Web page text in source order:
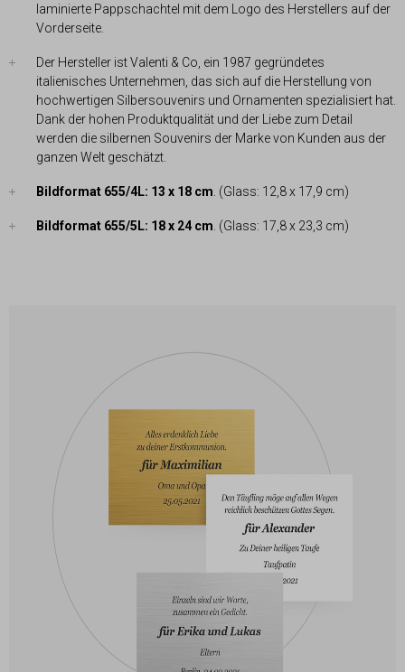
laminierte Pappschachtel mit dem Logo des Herstellers auf der
Vorderseite.
Der Hersteller ist Valenti & Co, ein 1987 gegründetes
italienisches Unternehmen, das sich auf die Herstellung von
hochwertigen Silbersouvenirs und Ornamenten spezialisiert hat.
Dank der hohen Produktqualität und der Liebe zum Detail
werden die silbernen Souvenirs der Marke von Kunden aus der
ganzen Welt geschätzt.
Bildformat 655/4L: 13 x 18 cm . (Glass: 12,8 x 17,9 cm)
Bildformat 655/5L: 18 x 24 cm . (Glass: 17,8 x 23,3 cm)